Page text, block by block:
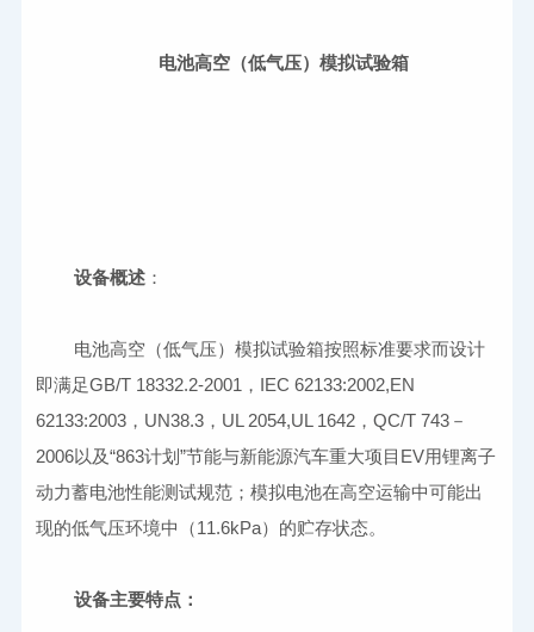
电池高空（低气压）模拟试验箱
设备概述
电池高空（低气压）模拟试验箱按照标准要求而设计
即满足GB/T 18332.2-2001，IEC 62133:2002,EN
62133:2003，UN38.3，UL 2054,UL 1642，QC/T 743－
2006以及“863计划”节能与新能源汽车重大项目EV用锂离子
动力蓄电池性能测试规范；模拟电池在高空运输中可能出
设备主要特点：